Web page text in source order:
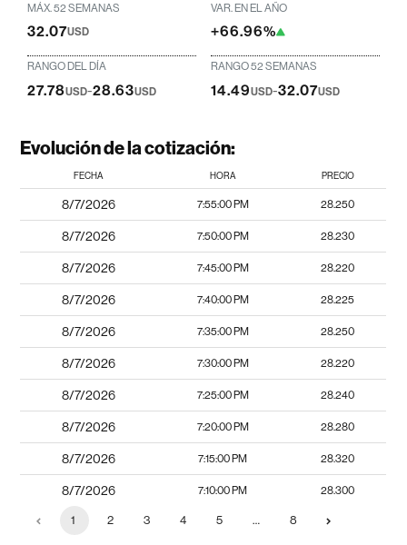
MÁX. 52 SEMANAS
32.07USD
VAR. EN EL AÑO
+66.96%
RANGO DEL DÍA
27.78USD-28.63USD
RANGO 52 SEMANAS
14.49USD-32.07USD
Evolución de la cotización:
FECHA HORA PRECIO
8/7/2026 7:55:00 PM 28.250
8/7/2026 7:50:00 PM 28.230
8/7/2026 7:45:00 PM 28.220
8/7/2026 7:40:00 PM 28.225
8/7/2026 7:35:00 PM 28.250
8/7/2026 7:30:00 PM 28.220
8/7/2026 7:25:00 PM 28.240
8/7/2026 7:20:00 PM 28.280
8/7/2026 7:15:00 PM 28.320
8/7/2026 7:10:00 PM 28.300
1 2 3 4 5 … 8